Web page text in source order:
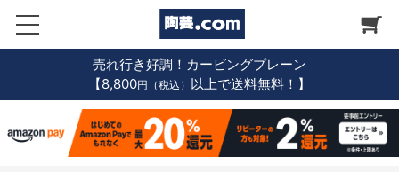
売れ行き好調！カービングプレーン
【8,800円（税込） 以上で送料無料！】